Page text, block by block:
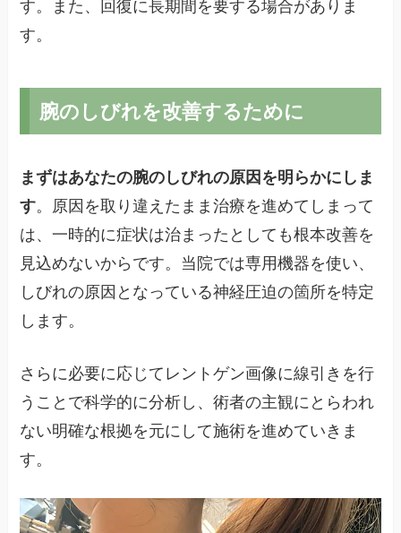
す。また、回復に長期間を要する場合がありま
す。
腕のしびれを改善するために
まずはあなたの腕のしびれの原因を明らかにしま
す。原因を取り違えたまま治療を進めてしまって
は、一時的に症状は治まったとしても根本改善を
見込めないからです。当院では専用機器を使い、
しびれの原因となっている神経圧迫の箇所を特定
します。
さらに必要に応じてレントゲン画像に線引きを行
うことで科学的に分析し、術者の主観にとらわれ
ない明確な根拠を元にして施術を進めていきま
す。